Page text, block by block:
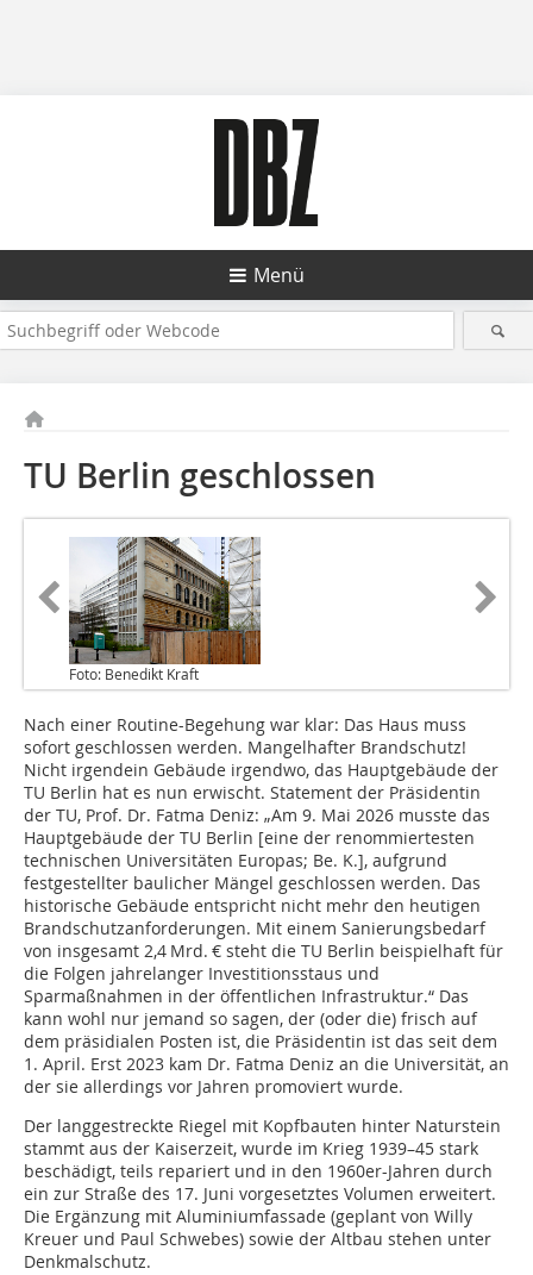
Menü
TU Berlin geschlossen
Foto: Benedikt Kraft
Nach einer Routine-Begehung war klar: Das Haus muss
sofort geschlossen werden. Mangelhafter Brandschutz!
Nicht irgendein Gebäude irgendwo, das Hauptgebäude der
TU Berlin hat es nun erwischt. Statement der Präsidentin
der TU, Prof. Dr. Fatma Deniz: „Am 9. Mai 2026 musste das
Hauptgebäude der TU Berlin [eine der renommiertesten
technischen Universitäten Europas; Be. K.], aufgrund
festgestellter baulicher Mängel geschlossen werden. Das
historische Gebäude entspricht nicht mehr den heutigen
Brandschutzanforderungen. Mit einem Sanierungsbedarf
von insgesamt 2,4 Mrd. € steht die TU Berlin beispielhaft für
die Folgen jahrelanger Investitionsstaus und
Sparmaßnahmen in der öffentlichen Infrastruktur.“ Das
kann wohl nur jemand so sagen, der (oder die) frisch auf
dem präsidialen Posten ist, die Präsidentin ist das seit dem
1. April. Erst 2023 kam Dr. Fatma Deniz an die Universität, an
der sie allerdings vor Jahren promoviert wurde.
Der langgestreckte Riegel mit Kopfbauten hinter Naturstein
stammt aus der Kaiserzeit, wurde im Krieg 1939–45 stark
beschädigt, teils repariert und in den 1960er-Jahren durch
ein zur Straße des 17. Juni vorgesetztes Volumen erweitert.
Die Ergänzung mit Aluminiumfassade (geplant von Willy
Kreuer und Paul Schwebes) sowie der Altbau stehen unter
Denkmalschutz.